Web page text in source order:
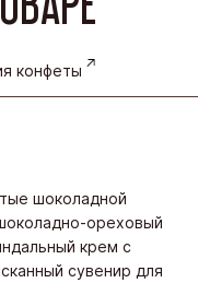
конфеты
шоколадной
ореховый
крем с
сувенир для